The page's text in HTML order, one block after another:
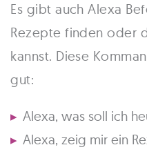
Es gibt auch Alexa
Rezepte finden oder
kannst. Diese
gut:
Alexa, was soll ich
Alexa, zeig mir ein